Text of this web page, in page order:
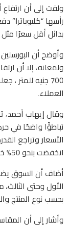
ولفت إلى أن ارتفاع
رأسها
بدائل أقل سعرًا مثل
وأوضح أن
ولمعانه، إلا أن
700 جنيه للمتر
العملاء.
وقال إيهاب أحمد،
تباطؤًا واضحًا في
الأسعار وتراجع
انخفضت بنحو 50% خلال الفترة الأخيرة.
أضاف أن السوق
الأول وحتى
بحسب نوع المنتج
وأشار إلى أن